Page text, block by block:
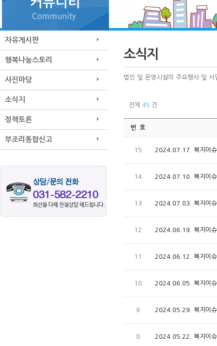
자유게시판
행복나눔스토리
사진마당
소식지
정책토론
부조리통합신고
소식지
법인 및 운영시설의 주요행사 및
전체 45 건
번 호
15 2024.07.17. 복지이
14 2024.07.10. 복지이
13 2024.07.03. 복지이
12 2024.06.19. 복지이
11 2024.06.12. 복지이
10 2024.06.05. 복지이
9 2024.05.29. 복지이
8 2024.05.22. 복지이